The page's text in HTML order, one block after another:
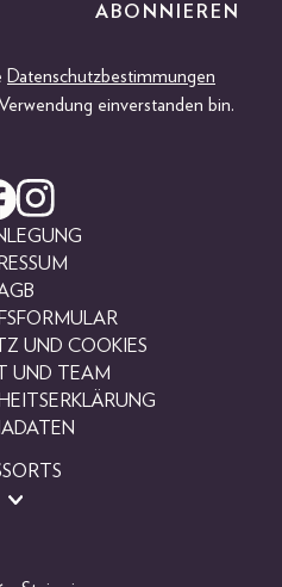
Datenschutzbestimmungen
einverstanden bin.
UND COOKIES
UND TEAM